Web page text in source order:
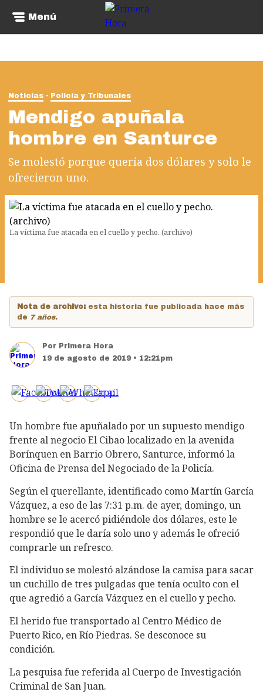
Menú
Noticias Policía y Tribunales
Mendigo apuñala
hombre en Santurce
Se molestó porque quería dos dólares y solo le
ofrecieron uno.
La víctima fue atacada en el cuello y pecho. (archivo)
Nota de archivo: esta historia fue publicada hace más
de 7 años.
Por Primera Hora
19 de agosto de 2019 • 12:21pm
Un hombre fue apuñalado por un supuesto mendigo
frente al negocio El Cibao localizado en la avenida
Borínquen en Barrio Obrero, Santurce, informó la
Oficina de Prensa del Negociado de la Policía.
Según el querellante, identificado como Martín García
Vázquez, a eso de las 7:31 p.m. de ayer, domingo, un
hombre se le acercó pidiéndole dos dólares, este le
respondió que le daría solo uno y además le ofreció
comprarle un refresco.
El individuo se molestó alzándose la camisa para sacar
un cuchillo de tres pulgadas que tenía oculto con el
que agredió a García Vázquez en el cuello y pecho.
El herido fue transportado al Centro Médico de
Puerto Rico, en Río Piedras. Se desconoce su
condición.
La pesquisa fue referida al Cuerpo de Investigación
Criminal de San Juan.